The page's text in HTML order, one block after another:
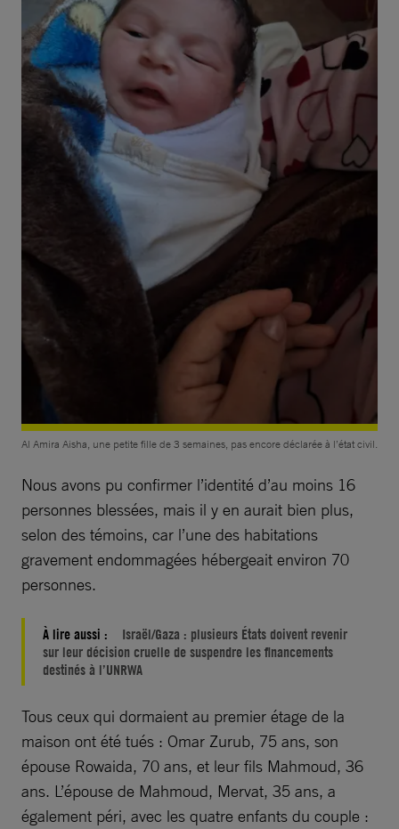
Al Amira Aisha, une petite fille de 3 semaines, pas encore déclarée à l’état civil.
Nous avons pu confirmer l’identité d’au moins 16
personnes blessées, mais il y en aurait bien plus,
selon des témoins, car l’une des habitations
gravement endommagées hébergeait environ 70
personnes.
À lire aussi :
Israël/Gaza : plusieurs États doivent revenir
sur leur décision cruelle de suspendre les financements
destinés à l’UNRWA
Tous ceux qui dormaient au premier étage de la
maison ont été tués : Omar Zurub, 75 ans, son
épouse Rowaida, 70 ans, et leur fils Mahmoud, 36
ans. L’épouse de Mahmoud, Mervat, 35 ans, a
également péri, avec les quatre enfants du couple :